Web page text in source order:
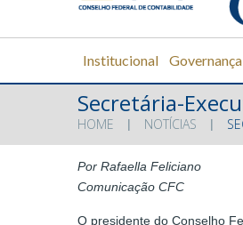
Institucional Governança
Secretária-
HOME NOTÍCIAS
Por Rafaella Feliciano
Comunicação CFC
O presidente do Conselho